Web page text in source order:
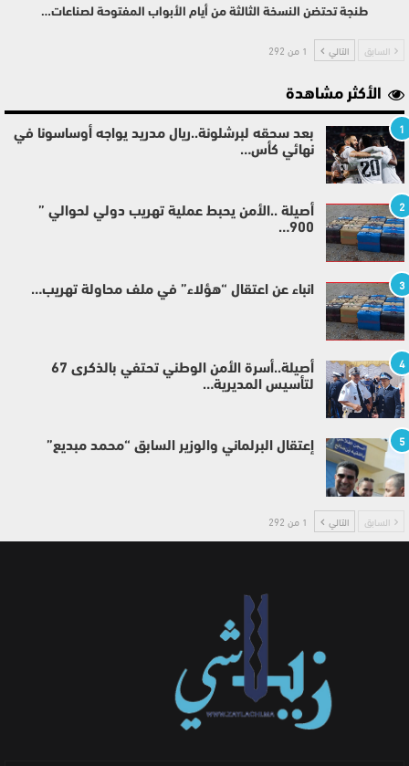
طنجة تحتضن النسخة الثالثة من أيام الأبواب المفتوحة لصناعات…
السابق التالي 1 من 292
الأكثر مشاهدة
1
بعد سحقه لبرشلونة..ريال مدريد يواجه أوساسونا في
نهائي كأس…
2
أصيلة ..الأمن يحبط عملية تهريب دولي لحوالي ”
900…
3 انباء عن اعتقال “هؤلاء” في ملف محاولة تهريب…
4
أصيلة..أسرة الأمن الوطني تحتفي بالذكرى 67
لتأسيس المديرية…
5 إعتقال البرلماني والوزير السابق “محمد مبديع”
السابق التالي 1 من 292